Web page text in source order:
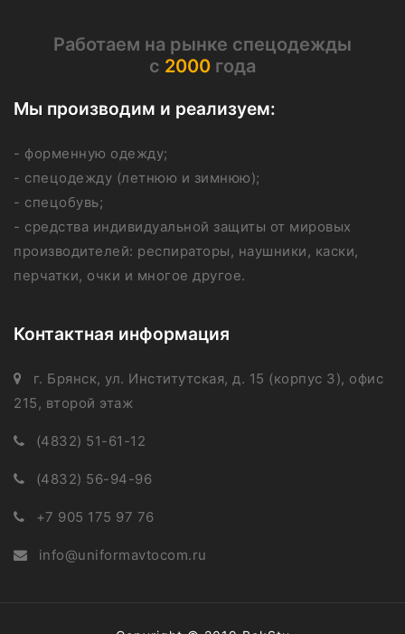
Работаем на рынке спецодежды
с 2000 года
Мы производим и реализуем:
- форменную одежду;
- спецодежду (летнюю и зимнюю);
- спецобувь;
- средства индивидуальной защиты от мировых
производителей: респираторы, наушники, каски,
перчатки, очки и многое другое.
Контактная информация
г. Брянск, ул. Институтская, д. 15 (корпус 3), офис
215, второй этаж
(4832) 51-61-12
(4832) 56-94-96
+7 905 175 97 76
info@uniformavtocom.ru